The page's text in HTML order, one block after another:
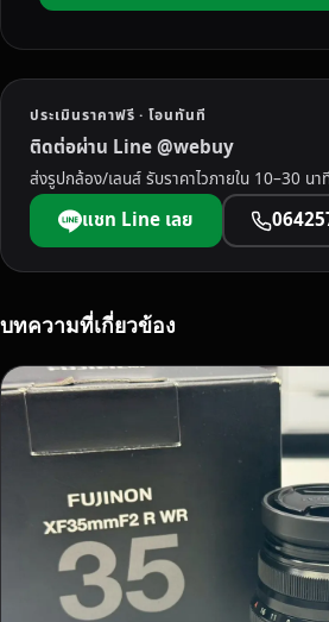
จี
น
ไ
ม่
ว่
า
จ
C
N
I
K
O
N
S
ประเมินราคาฟรี · โอนทันที
ติดต่อผ่าน Line @webuy
ส่งรูปกล้อง/เลนส์ รับราคาไวภายใน 10–30 นา
แชท Line เลย
บทความที่เกี่ยวข้อง